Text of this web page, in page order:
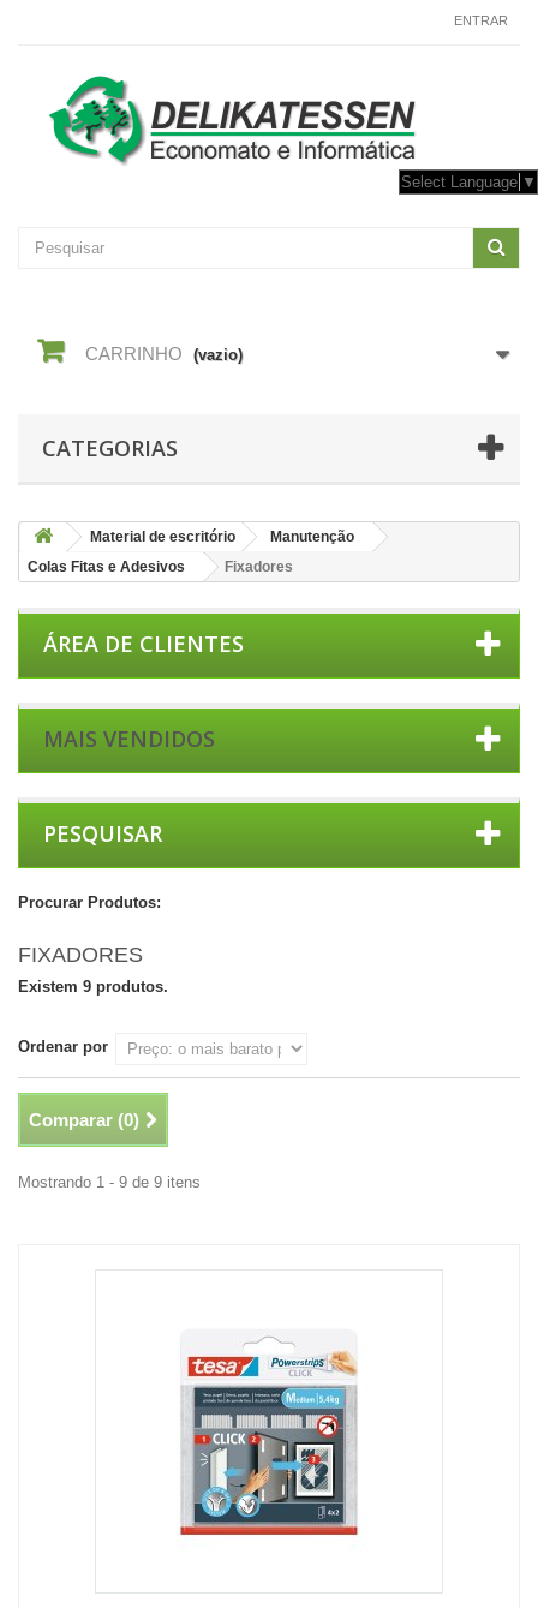
ENTRAR
Select Language ▼
CARRINHO (vazio)
CATEGORIAS
Material de escritório
Manutenção
Colas Fitas e Adesivos
Fixadores
ÁREA DE CLIENTES
MAIS VENDIDOS
PESQUISAR
Procurar Produtos:
FIXADORES
Existem 9 produtos.
Ordenar por
Comparar (0)
Mostrando 1 - 9 de 9 itens